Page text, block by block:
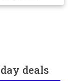
deals